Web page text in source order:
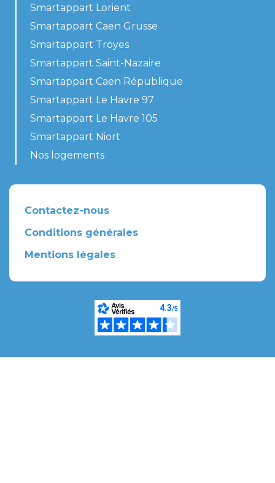
Smartappart Lorient
Smartappart Caen Grusse
Smartappart Troyes
Smartappart Saint-Nazaire
Smartappart Caen République
Smartappart Le Havre 97
Smartappart Le Havre 105
Smartappart Niort
Nos logements
Contactez-nous
Conditions générales
Mentions légales